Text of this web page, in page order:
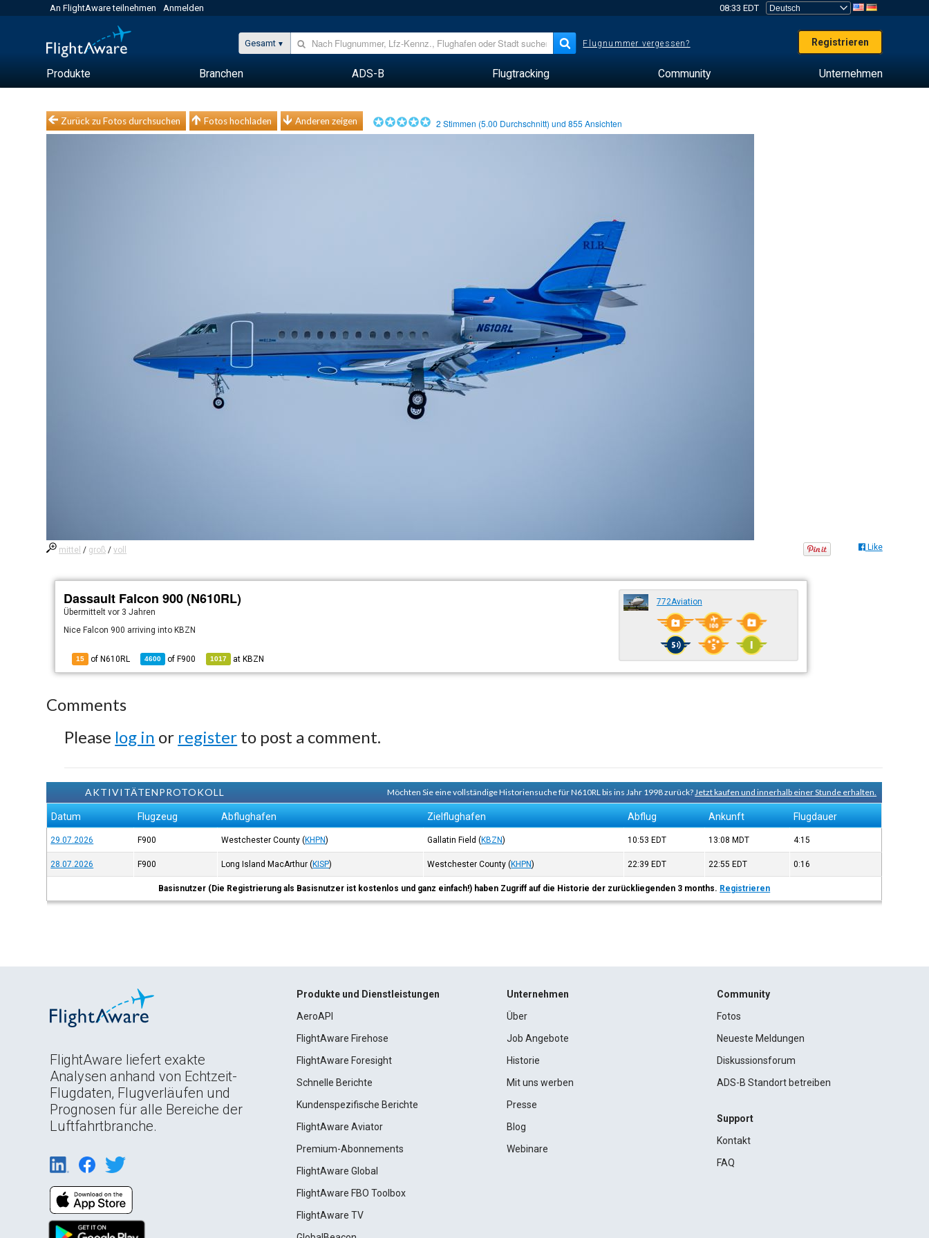
An FlightAware teilnehmen Anmelden 08:33 EDT
Gesamt Flugnummer vergessen? Registrieren
Produkte Branchen ADS-B Flugtracking Community Unternehmen
Zurück zu Fotos durchsuchen Fotos hochladen Anderen zeigen 2 Stimmen (5.00 Durchschnitt) und855 Ansichten
mittel / groß /voll Like
Dassault Falcon 900 (N610RL)
Übermitteltvor 3 Jahren
Nice Falcon 900 arriving into KBZN
15 of N610RL 4600 of F900 1017 at KBZN
772Aviation
Comments
Please log in or register to post a comment.
AKTIVITÄTENPROTOKOLL Möchten Sie eine vollständige Historiensuche für N610RL bis ins Jahr 1998 zurück?Jetzt kaufen und innerhalb einer Stunde erhalten.
Datum Flugzeug Abflughafen Zielflughafen Abflug Ankunft Flugdauer
29.07.2026 F900 Westchester County (KHPN) Gallatin Field (KBZN) 10:53 EDT 13:08 MDT 4:15
28.07.2026 F900 Long Island MacArthur (KISP) Westchester County (KHPN) 22:39 EDT 22:55 EDT 0:16
Basisnutzer (Die Registrierung als Basisnutzer ist kostenlos und ganz einfach!) haben Zugriff auf die Historie der zurückliegenden 3 months. Registrieren
FlightAware liefert exakte
Analysen anhand von Echtzeit-
Flugdaten, Flugverläufen und
Prognosen für alle Bereiche der
Luftfahrtbranche.
Produkte und Dienstleistungen
AeroAPI
FlightAware Firehose
FlightAware Foresight
Schnelle Berichte
Kundenspezifische Berichte
FlightAware Aviator
Premium-Abonnements
FlightAware Global
FlightAware FBO Toolbox
FlightAware TV
Unternehmen
Über
Job Angebote
Historie
Mit uns werben
Presse
Blog
Webinare
Community
Fotos
Neueste Meldungen
Diskussionsforum
ADS-B Standort betreiben
Support
Kontakt
FAQ